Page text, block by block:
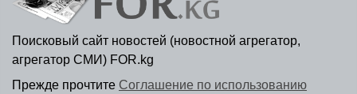
Поисковый сайт новостей (новостной агрегатор,
агрегатор СМИ) FOR.kg
Прежде прочтите Соглашение по использованию